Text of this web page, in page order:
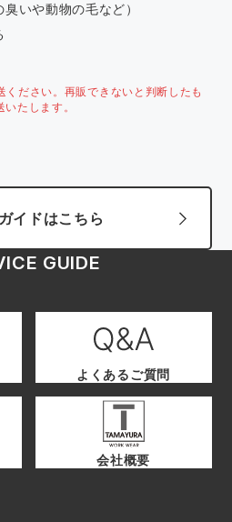
いや動物の毛など）
ださい。再販できないと判断したも
たします。
イドはこちら
GUIDE
よくあるご質問
会社概要